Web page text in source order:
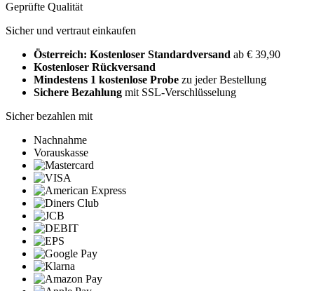
Geprüfte Qualität
Sicher und vertraut einkaufen
Österreich: Kostenloser Standardversand ab € 39,90
Kostenloser Rückversand
Mindestens 1 kostenlose Probe zu jeder Bestellung
Sichere Bezahlung mit SSL-Verschlüsselung
Sicher bezahlen mit
Nachnahme
Vorauskasse